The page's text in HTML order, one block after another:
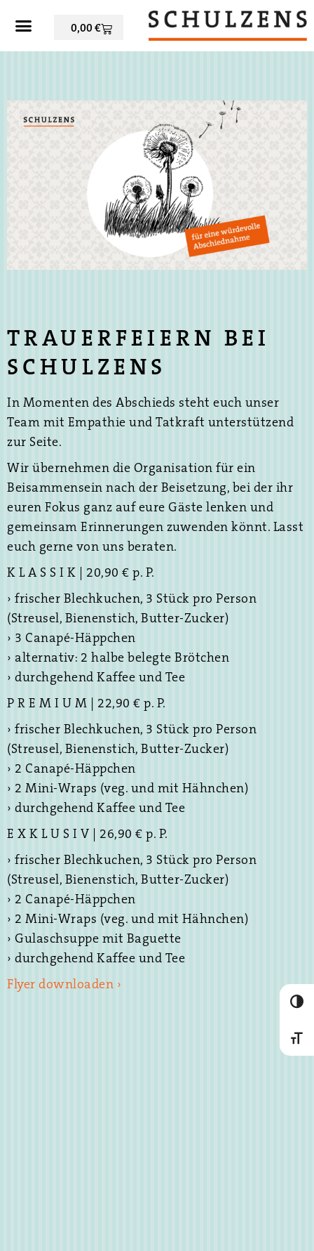
0,00€
TRAUERFEIERN BEI
SCHULZENS
In Momenten des Abschieds steht euch unser
Team mit Empathie und Tatkraft unterstützend
zur Seite.
Wir übernehmen die Organisation für ein
Beisammensein nach der Beisetzung, bei der ihr
euren Fokus ganz auf eure Gäste lenken und
gemeinsam Erinnerungen zuwenden könnt. Lasst
euch gerne von uns beraten.
K L A S S I K | 20,90 € p. P.
› frischer Blechkuchen, 3 Stück pro Person
(Streusel, Bienenstich, Butter-Zucker)
› 3 Canapé-Häppchen
› alternativ: 2 halbe belegte Brötchen
› durchgehend Kaffee und Tee
P R E M I U M | 22,90 € p. P.
› frischer Blechkuchen, 3 Stück pro Person
(Streusel, Bienenstich, Butter-Zucker)
› 2 Canapé-Häppchen
› 2 Mini-Wraps (veg. und mit Hähnchen)
› durchgehend Kaffee und Tee
E X K L U S I V | 26,90 € p. P.
› frischer Blechkuchen, 3 Stück pro Person
(Streusel, Bienenstich, Butter-Zucker)
› 2 Canapé-Häppchen
› 2 Mini-Wraps (veg. und mit Hähnchen)
› Gulaschsuppe mit Baguette
› durchgehend Kaffee und Tee
Flyer downloaden ›